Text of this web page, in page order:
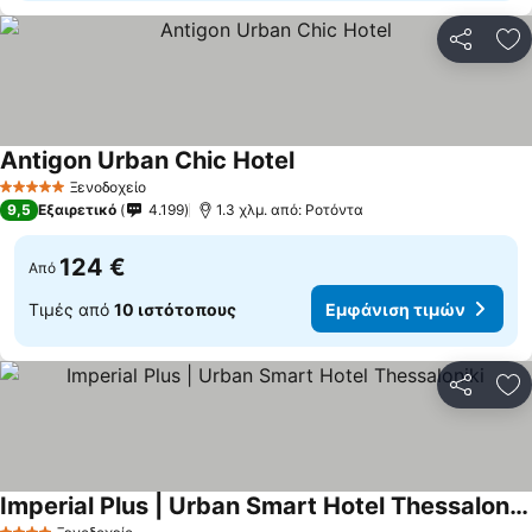
5 Αστέρια Ξενοδοχείο
Antigon Urban Chic HotelΕμφάνιση τιμών
9,5 Εξαιρετικό 4.199 1.3 χλμ. από: Ροτόντα
Από 124 €
Τιμές από 10 ιστότοπους Εμφάνιση τιμών
Imperial Plus | Urban Smart Hotel Thessaloniki